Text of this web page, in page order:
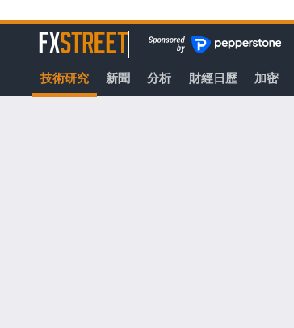
至
容
FXStreet
技術研究 新聞 分析 財經日歷 加密